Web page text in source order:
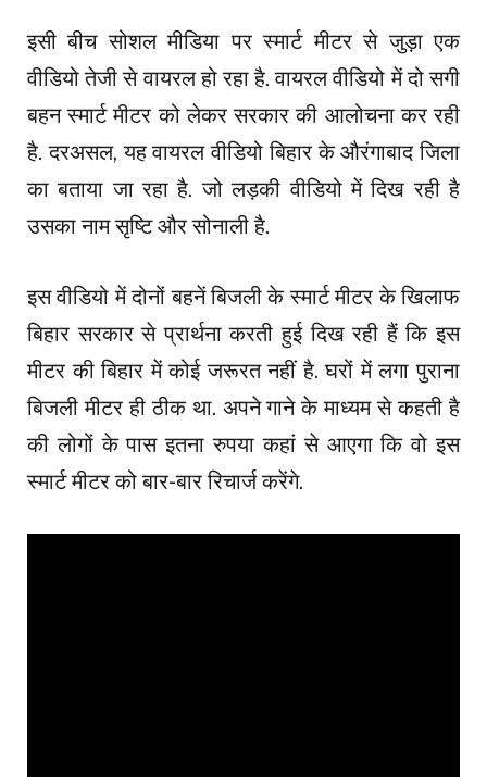
इसी बीच सोशल मीडिया पर स्मार्ट मीटर से जुड़ा एक
वीडियो तेजी से वायरल हो रहा है. वायरल वीडियो में दो सगी
बहन स्मार्ट मीटर को लेकर सरकार की आलोचना कर रही
है. दरअसल, यह वायरल वीडियो बिहार के औरंगाबाद जिला
का बताया जा रहा है. जो लड़की वीडियो में दिख रही है
उसका नाम सृष्टि और सोनाली है.
इस वीडियो में दोनों बहनें बिजली के स्मार्ट मीटर के खिलाफ
बिहार सरकार से प्रार्थना करती हुई दिख रही हैं कि इस
मीटर की बिहार में कोई जरूरत नहीं है. घरों में लगा पुराना
बिजली मीटर ही ठीक था. अपने गाने के माध्यम से कहती है
की लोगों के पास इतना रुपया कहां से आएगा कि वो इस
स्मार्ट मीटर को बार-बार रिचार्ज करेंगे.